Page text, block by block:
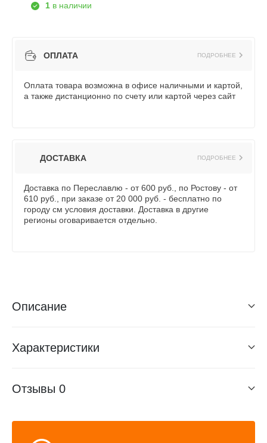
1 в наличии
ОПЛАТА ПОДРОБНЕЕ
Оплата товара возможна в офисе наличными и картой,
а также дистанционно по счету или картой через сайт
ДОСТАВКА ПОДРОБНЕЕ
Доставка по Переславлю - от 600 руб., по Ростову - от
610 руб., при заказе от 20 000 руб. - бесплатно по
городу см условия доставки. Доставка в другие
регионы оговаривается отдельно.
Описание
Характеристики
Отзывы 0